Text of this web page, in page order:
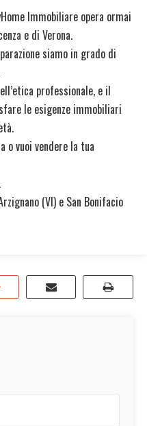
Immobiliare opera ormai
e di Verona.
siamo in grado di
professionale, e il
le esigenze immobiliari
o vuoi vendere la tua
(VI) e San Bonifacio